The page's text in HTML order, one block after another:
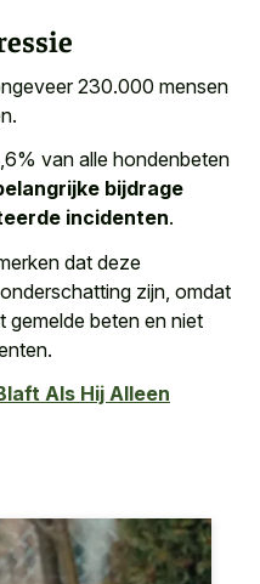
230.000 mensen
van alle hondenbeten
bijdrage
incidenten.
dat deze
zijn, omdat
gemelde beten en niet
Als Hij Alleen